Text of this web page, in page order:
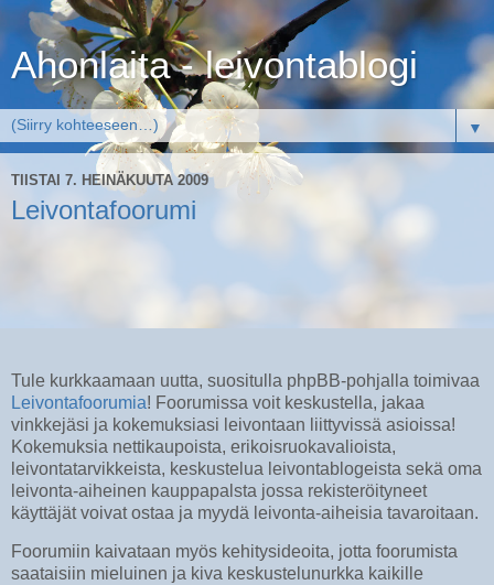
Ahonlaita - leivontablogi
▼
TIISTAI 7. HEINÄKUUTA 2009
Leivontafoorumi
Tule kurkkaamaan uutta, suositulla phpBB-pohjalla toimivaa
Leivontafoorumia! Foorumissa voit keskustella, jakaa
vinkkejäsi ja kokemuksiasi leivontaan liittyvissä asioissa!
Kokemuksia nettikaupoista, erikoisruokavalioista,
leivontatarvikkeista, keskustelua leivontablogeista sekä oma
leivonta-aiheinen kauppapalsta jossa rekisteröityneet
käyttäjät voivat ostaa ja myydä leivonta-aiheisia tavaroitaan.
Foorumiin kaivataan myös kehitysideoita, jotta foorumista
saataisiin mieluinen ja kiva keskustelunurkka kaikille